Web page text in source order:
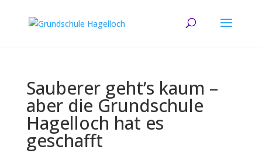
Sauberer geht’s kaum –
aber die Grundschule
Hagelloch hat es
geschafft